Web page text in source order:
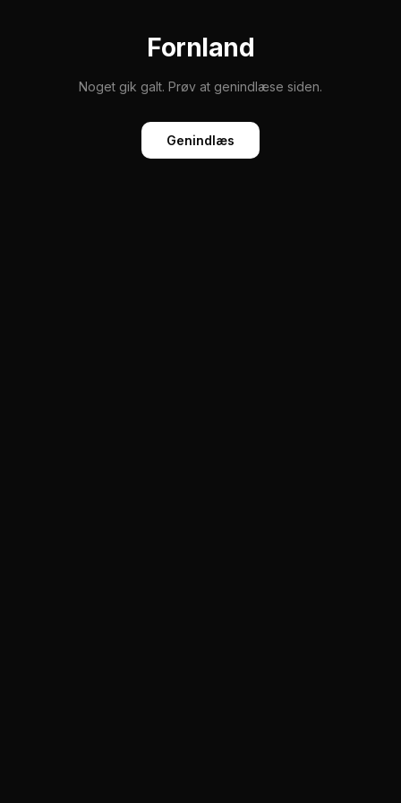
Fornland
Noget gik galt. Prøv at genindlæse siden.
Genindlæs